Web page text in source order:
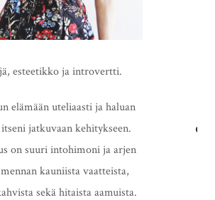
esteetikko ja introvertti.
elämään uteliaasti ja haluan
itseni jatkuvaan kehitykseen.
on suuri intohimoni ja arjen
kauniista vaatteista,
sekä hitaista aamuista.